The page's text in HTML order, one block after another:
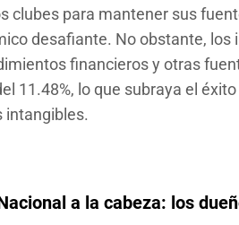
clubes para mantener sus
desafiante. No obstante, los
financieros y otras
11.48%, lo que subraya el éxito
intangibles.
a la cabeza: los